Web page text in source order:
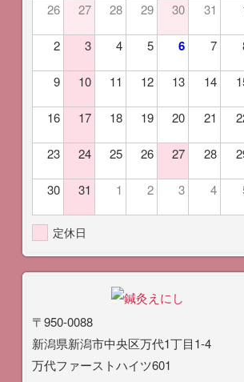
26 27 28 29 30 31
2 3 4 5 6 7
9 10 11 12 13 14
16 17 18 19 20 21
23 24 25 26 27 28
30 31 1 2 3 4
定休日
〒950-0088
新潟県新潟市中央区万代1丁目1-4
万代ファーストハイツ601